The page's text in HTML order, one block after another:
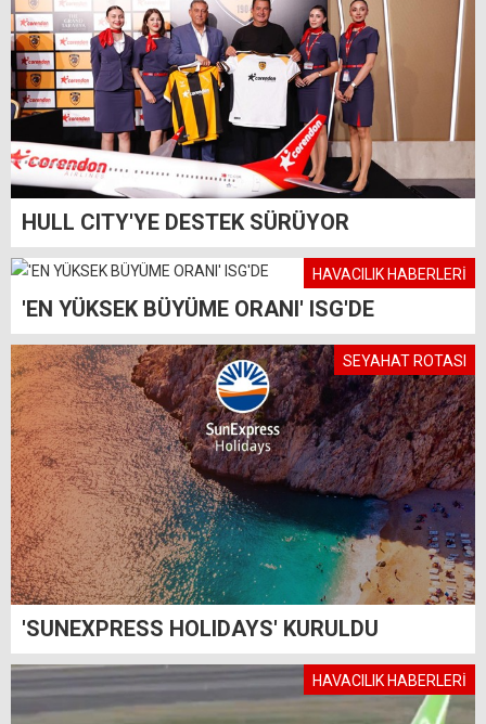
HULL CITY'YE DESTEK SÜRÜYOR
HAVACILIK HABERLERİ
'EN YÜKSEK BÜYÜME ORANI' ISG'DE
SEYAHAT ROTASI
'SUNEXPRESS HOLIDAYS' KURULDU
HAVACILIK HABERLERİ